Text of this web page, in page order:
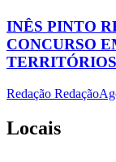
INÊS PINTO
CONCURSO
Redação Redação
Locais